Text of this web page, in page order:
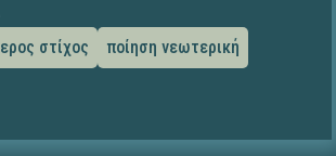
στίχος ποίηση νεωτερική